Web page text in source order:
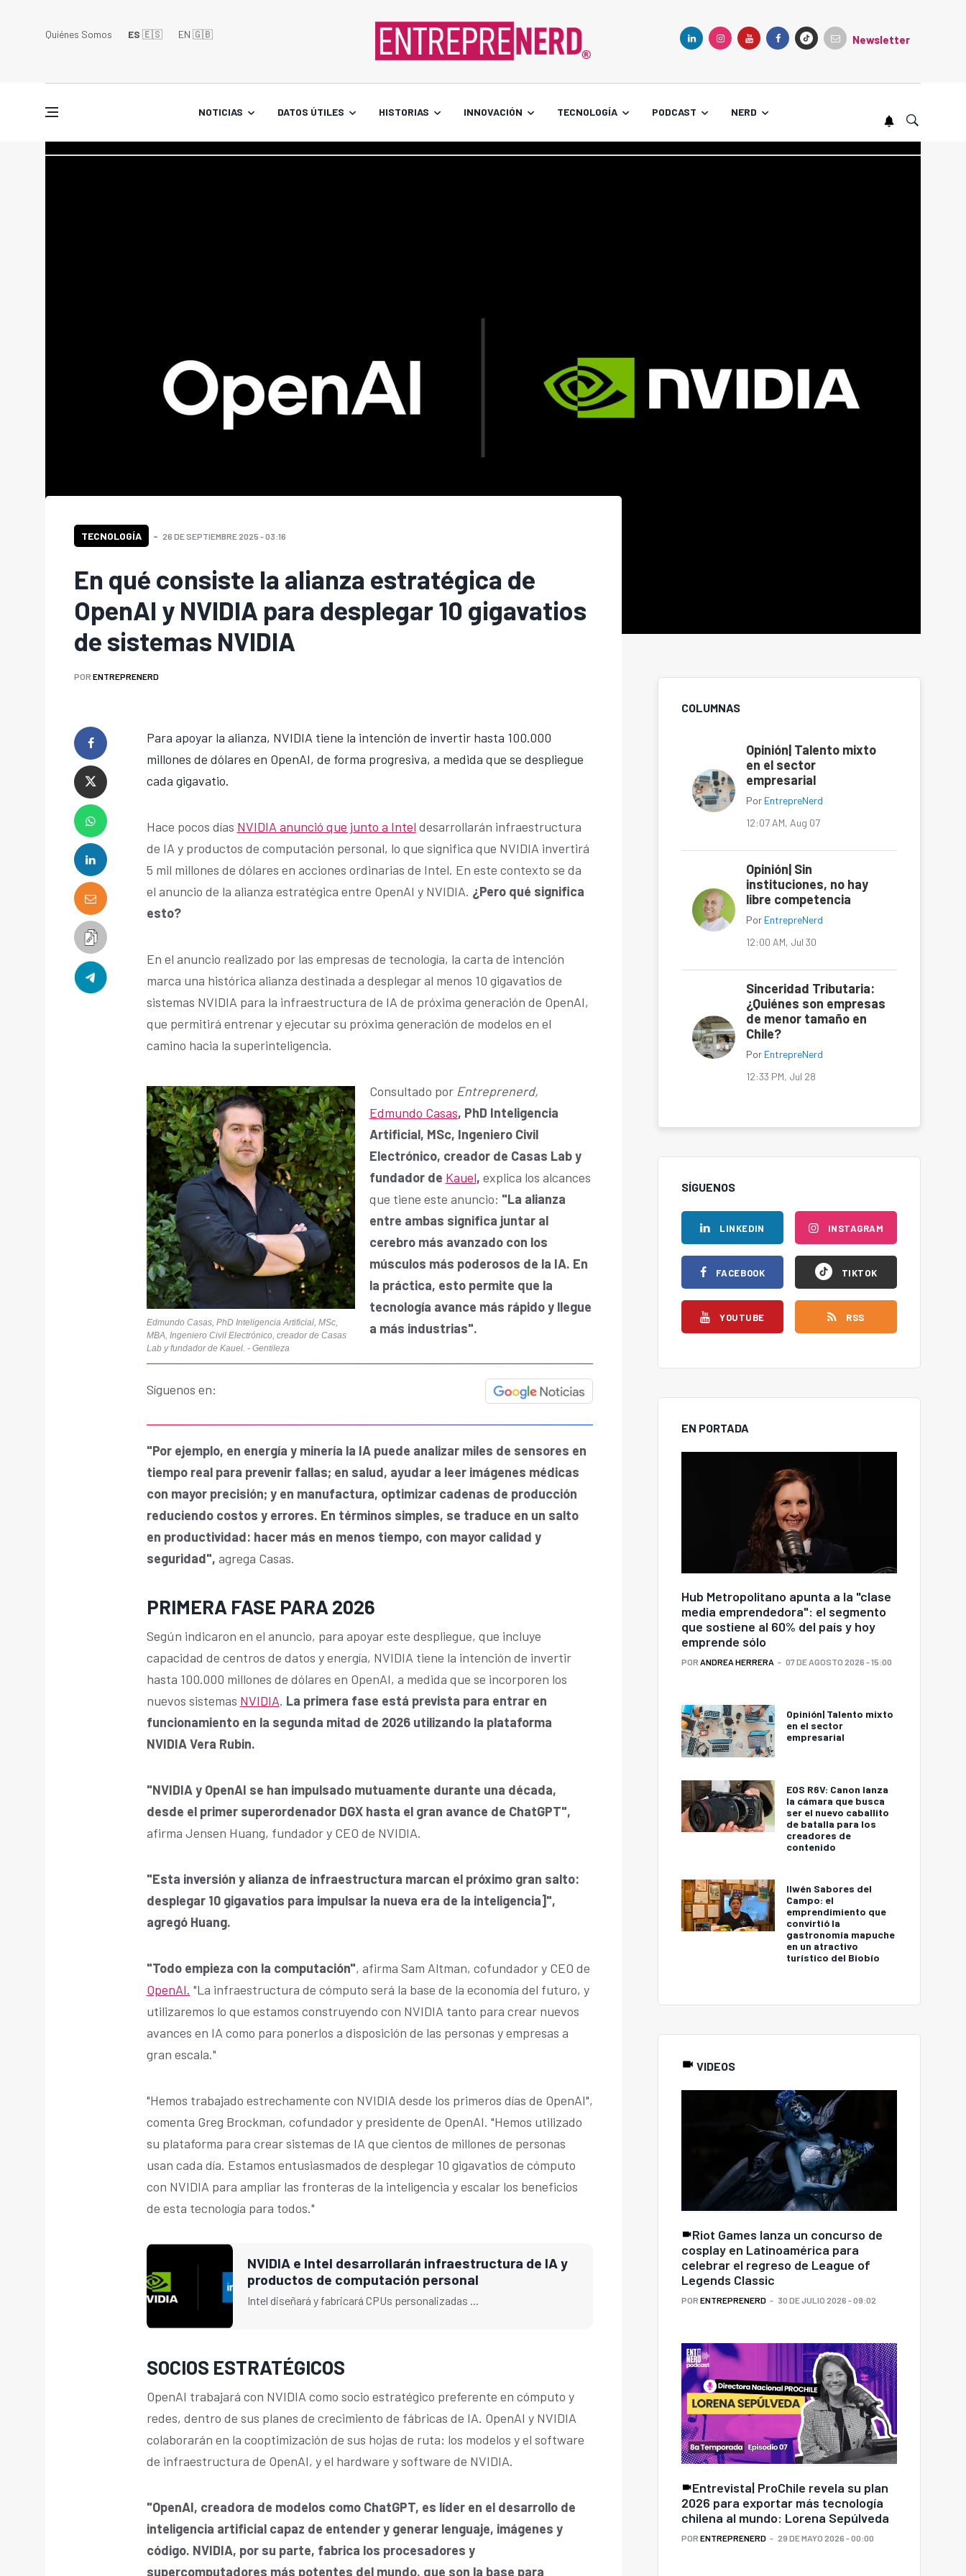
Quiénes Somos ES 🇪🇸 EN 🇬🇧󠁢󠁥󠁮󠁧󠁿 Newsletter
NOTICIAS DATOS ÚTILES HISTORIAS INNOVACIÓN TECNOLOGÍA PODCAST NERD
TECNOLOGÍA 26 DE SEPTIEMBRE 2025 - 03:16
En qué consiste la alianza estratégica de
OpenAI y NVIDIA para desplegar 10 gigavatios
de sistemas NVIDIA
POR ENTREPRENERD
Para apoyar la alianza, NVIDIA tiene la intención de invertir hasta 100.000
millones de dólares en OpenAI, de forma progresiva, a medida que se despliegue
cada gigavatio.
Hace pocos días NVIDIA anunció que junto a Intel desarrollarán infraestructura
de IA y productos de computación personal, lo que significa que NVIDIA invertirá
5 mil millones de dólares en acciones ordinarias de Intel. En este contexto se da
el anuncio de la alianza estratégica entre OpenAI y NVIDIA. ¿Pero qué significa
esto?
En el anuncio realizado por las empresas de tecnología, la carta de intención
marca una histórica alianza destinada a desplegar al menos 10 gigavatios de
sistemas NVIDIA para la infraestructura de IA de próxima generación de OpenAI,
que permitirá entrenar y ejecutar su próxima generación de modelos en el
camino hacia la superinteligencia.
Edmundo Casas, PhD Inteligencia Artificial, MSc,
MBA, Ingeniero Civil Electrónico, creador de Casas
Lab y fundador de Kauel. - Gentileza
Consultado por Entreprenerd,
Edmundo Casas, PhD Inteligencia
Artificial, MSc, Ingeniero Civil
Electrónico, creador de Casas Lab y
fundador de Kauel, explica los alcances
que tiene este anuncio: "La alianza
entre ambas significa juntar al
cerebro más avanzado con los
músculos más poderosos de la IA. En
la práctica, esto permite que la
tecnología avance más rápido y llegue
a más industrias".
Síguenos en:
"Por ejemplo, en energía y minería la IA puede analizar miles de sensores en
tiempo real para prevenir fallas; en salud, ayudar a leer imágenes médicas
con mayor precisión; y en manufactura, optimizar cadenas de producción
reduciendo costos y errores. En términos simples, se traduce en un salto
en productividad: hacer más en menos tiempo, con mayor calidad y
seguridad", agrega Casas.
PRIMERA FASE PARA 2026
Según indicaron en el anuncio, para apoyar este despliegue, que incluye
capacidad de centros de datos y energía, NVIDIA tiene la intención de invertir
hasta 100.000 millones de dólares en OpenAI, a medida que se incorporen los
nuevos sistemas NVIDIA. La primera fase está prevista para entrar en
funcionamiento en la segunda mitad de 2026 utilizando la plataforma
NVIDIA Vera Rubin.
"NVIDIA y OpenAI se han impulsado mutuamente durante una década,
desde el primer superordenador DGX hasta el gran avance de ChatGPT",
afirma Jensen Huang, fundador y CEO de NVIDIA.
"Esta inversión y alianza de infraestructura marcan el próximo gran salto:
desplegar 10 gigavatios para impulsar la nueva era de la inteligencia]",
agregó Huang.
"Todo empieza con la computación", afirma Sam Altman, cofundador y CEO de
OpenAI. "La infraestructura de cómputo será la base de la economía del futuro, y
utilizaremos lo que estamos construyendo con NVIDIA tanto para crear nuevos
avances en IA como para ponerlos a disposición de las personas y empresas a
gran escala."
"Hemos trabajado estrechamente con NVIDIA desde los primeros días de OpenAI",
comenta Greg Brockman, cofundador y presidente de OpenAI. "Hemos utilizado
su plataforma para crear sistemas de IA que cientos de millones de personas
usan cada día. Estamos entusiasmados de desplegar 10 gigavatios de cómputo
con NVIDIA para ampliar las fronteras de la inteligencia y escalar los beneficios
de esta tecnología para todos."
NVIDIA e Intel desarrollarán infraestructura de IA y
productos de computación personal
Intel diseñará y fabricará CPUs personalizadas ...
SOCIOS ESTRATÉGICOS
OpenAI trabajará con NVIDIA como socio estratégico preferente en cómputo y
redes, dentro de sus planes de crecimiento de fábricas de IA. OpenAI y NVIDIA
colaborarán en la cooptimización de sus hojas de ruta: los modelos y el software
de infraestructura de OpenAI, y el hardware y software de NVIDIA.
"OpenAI, creadora de modelos como ChatGPT, es líder en el desarrollo de
inteligencia artificial capaz de entender y generar lenguaje, imágenes y
código. NVIDIA, por su parte, fabrica los procesadores y
supercomputadores más potentes del mundo, que son la base para
COLUMNAS
Opinión| Talento mixto
en el sector
empresarial
Por EntrepreNerd
12:07 AM, Aug 07
Opinión| Sin
instituciones, no hay
libre competencia
Por EntrepreNerd
12:00 AM, Jul 30
Sinceridad Tributaria:
¿Quiénes son empresas
de menor tamaño en
Chile?
Por EntrepreNerd
12:33 PM, Jul 28
SÍGUENOS
LINKEDIN
FACEBOOK
YOUTUBE
INSTAGRAM
TIKTOK
RSS
EN PORTADA
Hub Metropolitano apunta a la "clase
media emprendedora": el segmento
que sostiene al 60% del país y hoy
emprende sólo
POR ANDREA HERRERA 07 DE AGOSTO 2026 - 15:00
Opinión| Talento mixto
en el sector
empresarial
EOS R6V: Canon lanza
la cámara que busca
ser el nuevo caballito
de batalla para los
creadores de
contenido
Ilwén Sabores del
Campo: el
emprendimiento que
convirtió la
gastronomía mapuche
en un atractivo
turístico del Biobío
VIDEOS
Riot Games lanza un concurso de
cosplay en Latinoamérica para
celebrar el regreso de League of
Legends Classic
POR ENTREPRENERD 30 DE JULIO 2026 - 09:02
Entrevista| ProChile revela su plan
2026 para exportar más tecnología
chilena al mundo: Lorena Sepúlveda
POR ENTREPRENERD 29 DE MAYO 2026 - 00:00